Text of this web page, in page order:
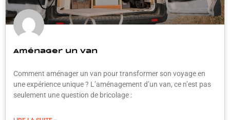
Aménager un van
Comment aménager un van pour transformer son voyage en
une expérience unique ? L’aménagement d’un van, ce n’est pas
seulement une question de bricolage :